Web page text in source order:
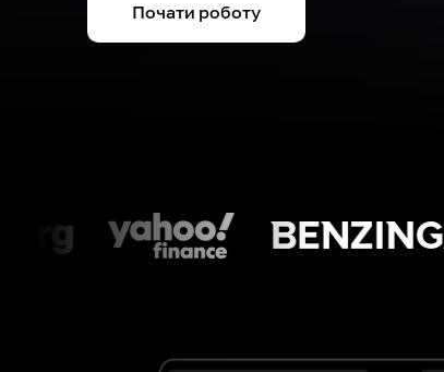
Почати роботу